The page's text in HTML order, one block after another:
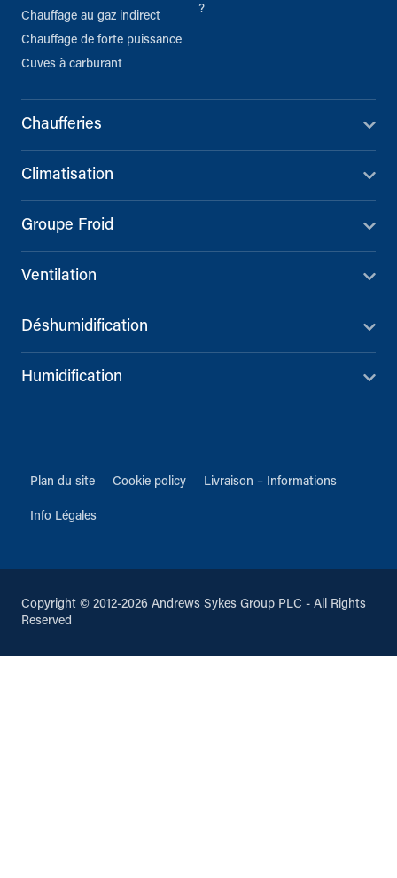
Chauffage au gaz indirect
Chauffage de forte puissance
Cuves à carburant
?
Chaufferies
Climatisation
Groupe Froid
Ventilation
Déshumidification
Humidification
Plan du site Cookie policy Livraison – Informations
Info Légales
Copyright © 2012-2026 Andrews Sykes Group PLC - All Rights
Reserved